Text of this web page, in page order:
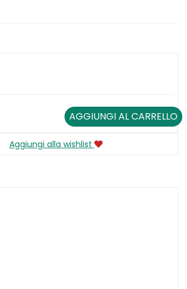
AGGIUNGI AL CARRELLO
Aggiungi alla wishlist